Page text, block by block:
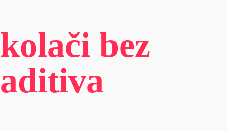
kolači bez
aditiva